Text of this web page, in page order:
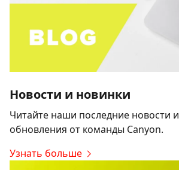
Новости и новинки
Читайте наши последние новости и
обновления от команды Canyon.
Узнать больше